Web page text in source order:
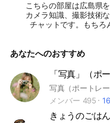
こちらの部屋は広島県
カメラ知識、撮影技術
チャットです。もちろ
限定しておりませんが
また撮影スポットに関
道府県の写真や情報交
県、島根県、愛媛県、
コアな情報をお待ちしております。 #レ
ィルム #トイカメラ #
ーズ #中判 #二眼 #大
あなたへのおすすめ
メンバー 495
きょうのごはん